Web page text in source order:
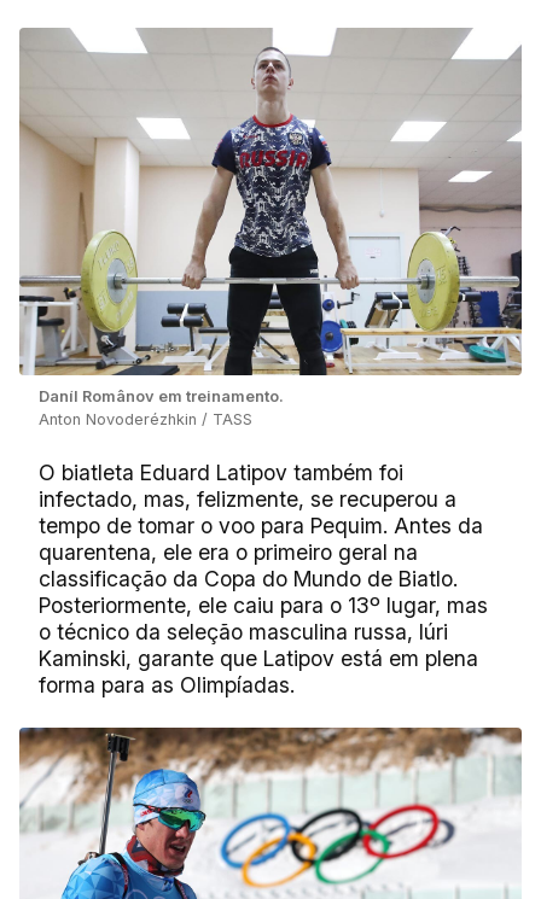
Daníl Românov em treinamento.
Anton Novoderézhkin / TASS
O biatleta Eduard Latipov também foi
infectado, mas, felizmente, se recuperou a
tempo de tomar o voo para Pequim. Antes da
quarentena, ele era o primeiro geral na
classificação da Copa do Mundo de Biatlo.
Posteriormente, ele caiu para o 13º lugar, mas
o técnico da seleção masculina russa, Iúri
Kaminski, garante que Latipov está em plena
forma para as Olimpíadas.